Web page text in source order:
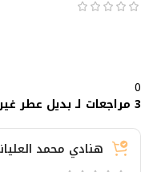
0
3 مراجعات لـ بديل عطر
هنادي محمد